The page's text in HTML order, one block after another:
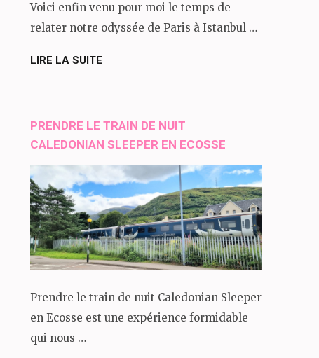
Voici enfin venu pour moi le temps de
relater notre odyssée de Paris à Istanbul …
LIRE LA SUITE
PRENDRE LE TRAIN DE NUIT
CALEDONIAN SLEEPER EN ECOSSE
Prendre le train de nuit Caledonian Sleeper
en Ecosse est une expérience formidable
qui nous …